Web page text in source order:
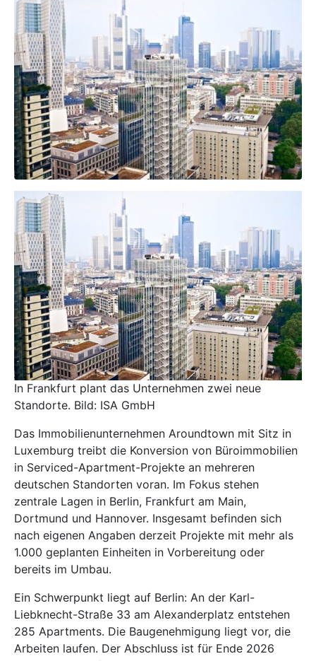
In Frankfurt plant das Unternehmen zwei neue
Standorte. Bild: ISA GmbH
Das Immobilienunternehmen Aroundtown mit Sitz in
Luxemburg treibt die Konversion von Büroimmobilien
in Serviced-Apartment-Projekte an mehreren
deutschen Standorten voran. Im Fokus stehen
zentrale Lagen in Berlin, Frankfurt am Main,
Dortmund und Hannover. Insgesamt befinden sich
nach eigenen Angaben derzeit Projekte mit mehr als
1.000 geplanten Einheiten in Vorbereitung oder
bereits im Umbau.
Ein Schwerpunkt liegt auf Berlin: An der Karl-
Liebknecht-Straße 33 am Alexanderplatz entstehen
285 Apartments. Die Baugenehmigung liegt vor, die
Arbeiten laufen. Der Abschluss ist für Ende 2026